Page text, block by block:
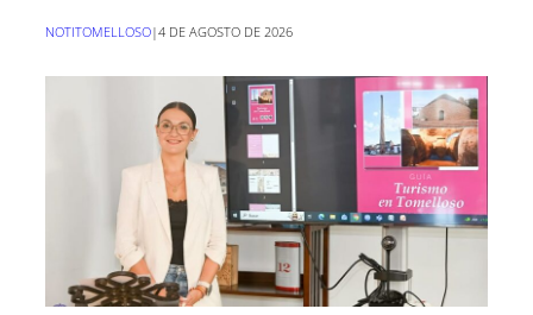
NOTITOMELLOSO|4 DE AGOSTO DE 2026